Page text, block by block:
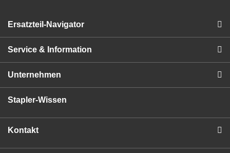
Ersatzteil-Navigator
Service & Information
Unternehmen
Stapler-Wissen
Kontakt